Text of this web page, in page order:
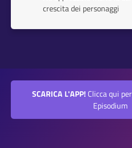
crescita dei personaggi
SCARICA L'APP!Clicca qui
Episodium